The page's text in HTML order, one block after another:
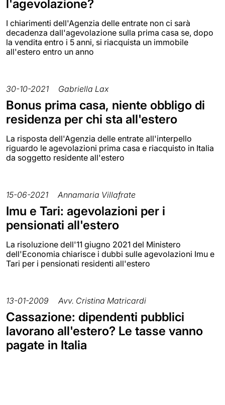
l'agevolazione?
I chiarimenti dell'Agenzia delle entrate non ci sarà
decadenza dall'agevolazione sulla prima casa se, dopo
la vendita entro i 5 anni, si riacquista un immobile
all'estero entro un anno
30-10-2021 Gabriella Lax
Bonus prima casa, niente obbligo di
residenza per chi sta all'estero
La risposta dell'Agenzia delle entrate all'interpello
riguardo le agevolazioni prima casa e riacquisto in Italia
da soggetto residente all'estero
15-06-2021 Annamaria Villafrate
Imu e Tari: agevolazioni per i
pensionati all'estero
La risoluzione dell'11 giugno 2021 del Ministero
dell'Economia chiarisce i dubbi sulle agevolazioni Imu e
Tari per i pensionati residenti all'estero
13-01-2009 Avv. Cristina Matricardi
Cassazione: dipendenti pubblici
lavorano all'estero? Le tasse vanno
pagate in Italia